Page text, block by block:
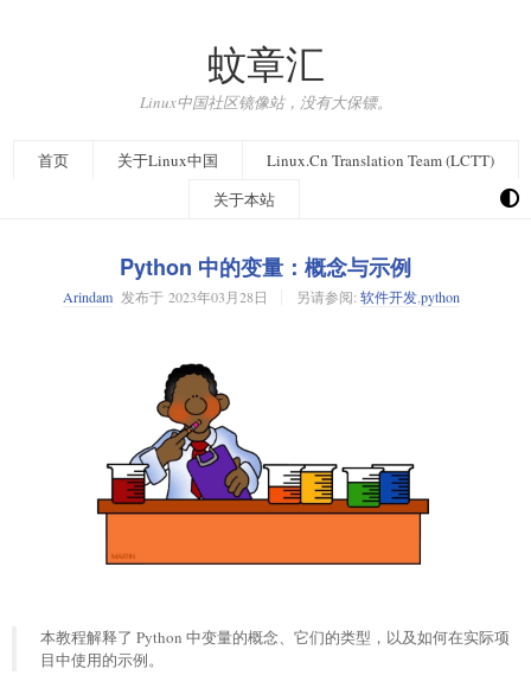
蚊章汇
Linux中国社区镜像站，没有大保镖。
首页 关于Linux中国
Linux.Cn Translation Team (LCTT)
关于本站
Python 中的变量：概念与示例
Arindam发布于 2023年03月28日 另请参阅: 软件开发,python
本教程解释了 Python 中变量的概念、它们的类型，以及如何在实际项
目中使用的示例。